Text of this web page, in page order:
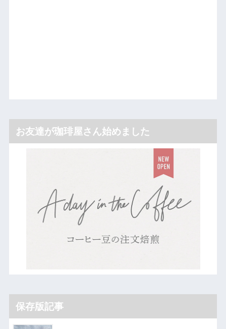
お友達が珈琲屋さん始めました
保存版記事